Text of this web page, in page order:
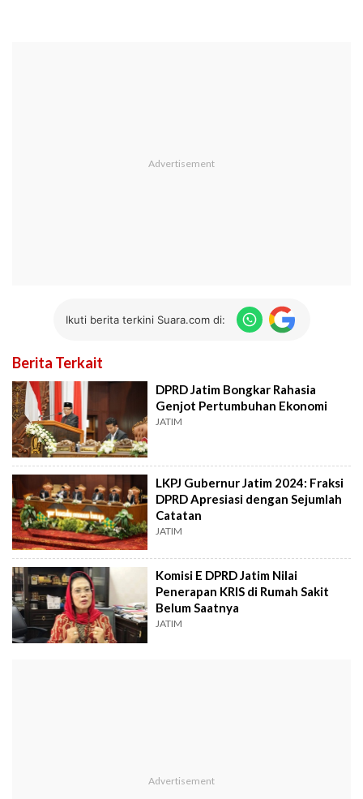
Ikuti berita terkini Suara.com di:
Berita Terkait
DPRD Jatim Bongkar Rahasia
Genjot Pertumbuhan Ekonomi
JATIM
LKPJ Gubernur Jatim 2024: Fraksi
DPRD Apresiasi dengan Sejumlah
Catatan
JATIM
Komisi E DPRD Jatim Nilai
Penerapan KRIS di Rumah Sakit
Belum Saatnya
JATIM